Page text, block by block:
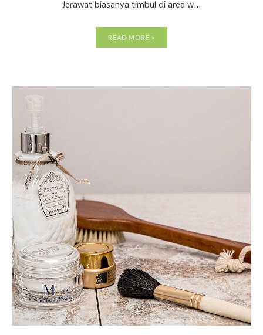
Jerawat biasanya timbul di area w...
READ MORE »